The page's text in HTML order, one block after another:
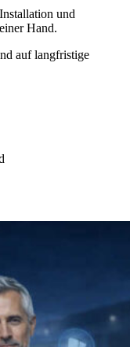
und
Hand.
auf langfristige